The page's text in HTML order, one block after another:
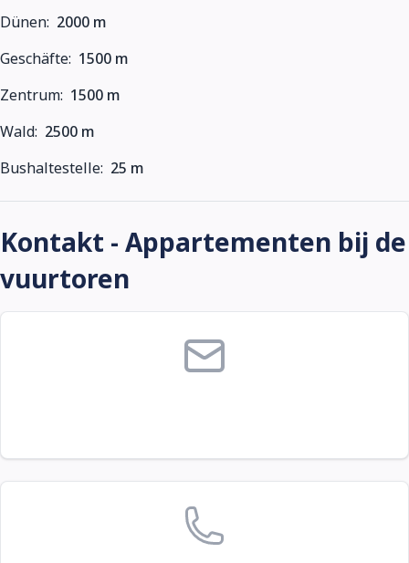
Dünen: 2000 m
Geschäfte: 1500 m
Zentrum: 1500 m
Wald: 2500 m
Bushaltestelle: 25 m
Kontakt - Appartementen bij de
vuurtoren